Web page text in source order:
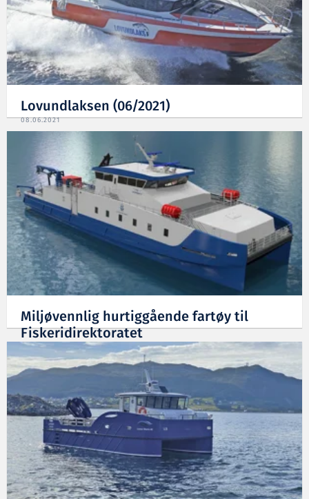
Lovundlaksen (06/2021)
08.06.2021
Miljøvennlig hurtiggående fartøy til
Fiskeridirektoratet
27.01.2021